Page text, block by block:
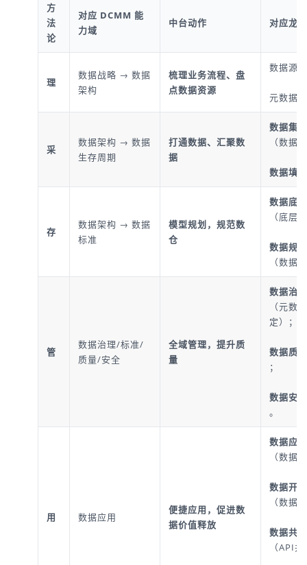
方
法
论
对应 DCMM 能
力域
中台动作 对应龙
理
数据战略 → 数据
架构
梳理业务流程、盘
点数据资源
数据源
元数据
采
数据架构 → 数据
生存周期
打通数据、汇聚数
据
数据集成
（数据
数据填报
存
数据架构 → 数据
标准
模型规划，规范数
仓
数据底座
（底层
数据规划
（数据
管
数据治理/标准/
质量/安全
全域管理，提升质
量
数据治理
（元数
定）；
数据质
；
数据安
。
用 数据应用
便捷应用，促进数
据价值释放
数据应用
（数据
数据开发
（数据
数据共享
（API